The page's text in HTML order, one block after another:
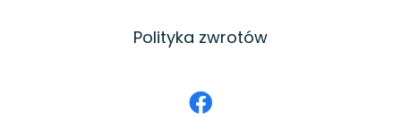
Polityka zwrotów